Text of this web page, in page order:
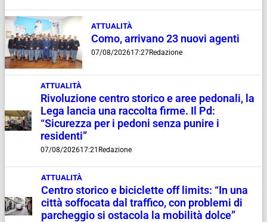
ATTUALITÀ
Como, arrivano 23 nuovi agenti
07/08/202617:27Redazione
ATTUALITÀ
Rivoluzione centro storico e aree pedonali, la
Lega lancia una raccolta firme. Il Pd:
“Sicurezza per i pedoni senza punire i
residenti”
07/08/202617:21 Redazione
ATTUALITÀ
Centro storico e biciclette off limits: “In una
città soffocata dal traffico, con problemi di
parcheggio si ostacola la mobilità dolce”